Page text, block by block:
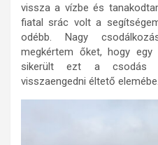
vissza a vízbe és
fiatal srác volt a
odébb. Nagy
megkértem őket, hogy
sikerült ezt a csodás
visszaengedni éltető elemébe.